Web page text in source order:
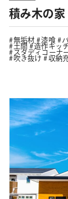
積み木の家
無垢材 漆喰
土間
造作キッ
スタディコーナ
吹き抜け
収納